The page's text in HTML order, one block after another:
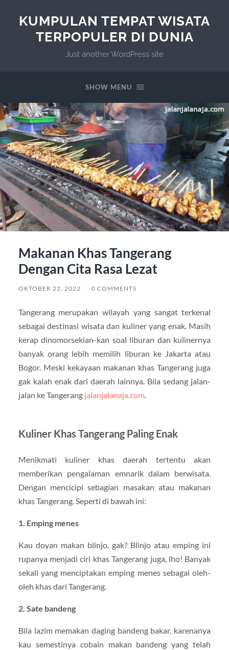
KUMPULAN TEMPAT WISATA
TERPOPULER DI DUNIA
Just another WordPress site
SHOW MENU
Makanan Khas Tangerang
Dengan Cita Rasa Lezat
OKTOBER 22, 2022 / 0 COMMENTS
Tangerang merupakan wilayah yang sangat terkenal
sebagai destinasi wisata dan kuliner yang enak. Masih
kerap dinomorsekian-kan soal liburan dan kulinernya
banyak orang lebih memilih liburan ke Jakarta atau
Bogor. Meski kekayaan makanan khas Tangerang juga
gak kalah enak dari daerah lainnya. Bila sedang jalan-
jalan ke Tangerang jalanjalanaja.com.
Kuliner Khas Tangerang Paling Enak
Menikmati kuliner khas daerah tertentu akan
memberikan pengalaman emnarik dalam berwisata.
Dengan mencicipi sebagian masakan atau makanan
khas Tangerang. Seperti di bawah ini:
1. Emping menes
Kau doyan makan blinjo, gak? Blinjo atau emping ini
rupanya menjadi ciri khas Tangerang juga, lho! Banyak
sekali yang menciptakan emping menes sebagai oleh-
oleh khas dari Tangerang.
2. Sate bandeng
Bila lazim memakan daging bandeng bakar, karenanya
kau semestinya cobain makan bandeng yang telah